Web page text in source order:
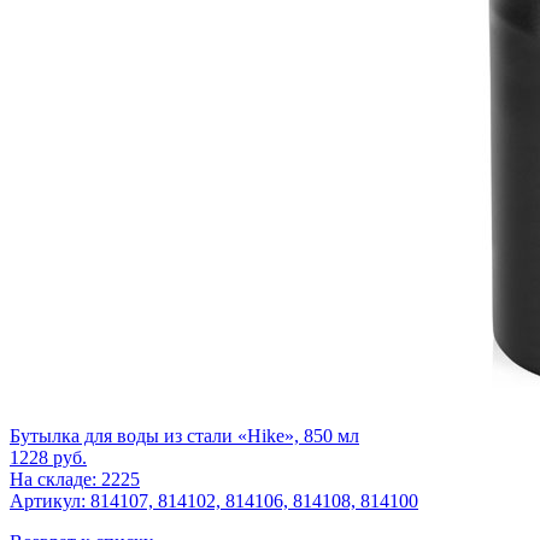
Бутылка для воды из стали «Hike», 850 мл
1228 руб.
На складе: 2225
Артикул: 814107, 814102, 814106, 814108, 814100